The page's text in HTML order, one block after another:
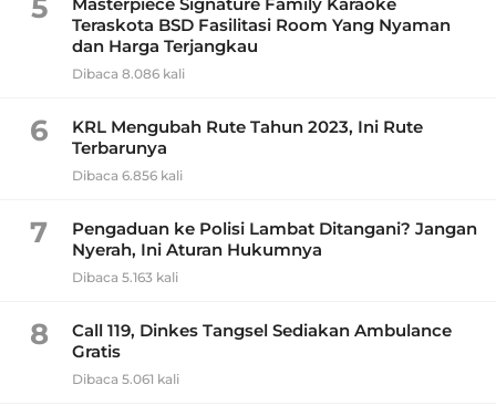
5
Teraskota BSD Fasilitasi Room Yang Nyaman
dan Harga Terjangkau
Dibaca 8.086 kali
6
KRL Mengubah Rute Tahun 2023, Ini Rute
Terbarunya
Dibaca 6.856 kali
7
Pengaduan ke Polisi Lambat Ditangani? Jangan
Nyerah, Ini Aturan Hukumnya
Dibaca 5.163 kali
8
Call 119, Dinkes Tangsel Sediakan Ambulance
Gratis
Dibaca 5.061 kali